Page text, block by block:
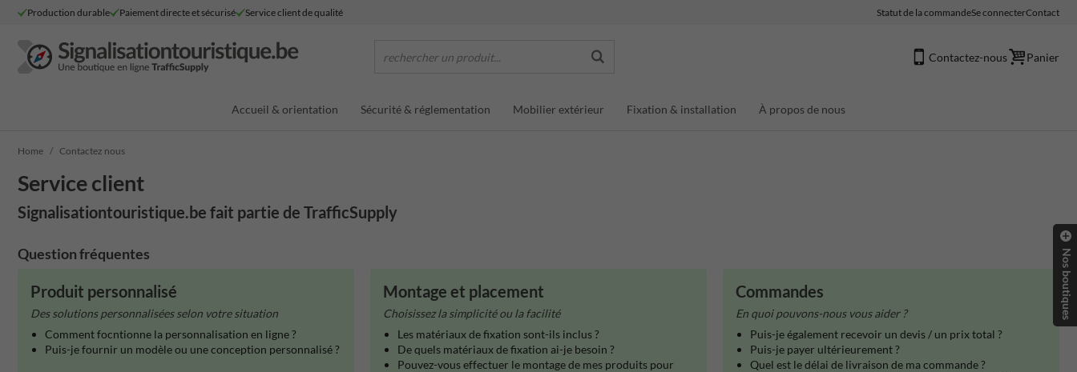
Production durable Paiement directe et sécurisé Service client de qualité Statut de la commandeSe connecterContact
rechercher un produit... Contactez-nous Panier
Accueil & orientation Sécurité & réglementation Mobilier extérieur Fixation & installation À propos de nous
Home Contactez nous
Service client
Signalisationtouristique.be fait partie de TrafficSupply
Question fréquentes
Produit personnalisé
Des solutions personnalisées selon votre situation
Comment focntionne la personnalisation en ligne ?
Puis-je fournir un modèle ou une conception personnalisé ?
Montage et placement
Choisissez la simplicité ou la facilité
Les matériaux de fixation sont-ils inclus ?
De quels matériaux de fixation ai-je besoin ?
Pouvez-vous effectuer le montage de mes produits pour
Commandes
En quoi pouvons-nous vous aider ?
Puis-je également recevoir un devis / un prix total ?
Puis-je payer ultérieurement ?
Quel est le délai de livraison de ma commande ?
Nos boutiques